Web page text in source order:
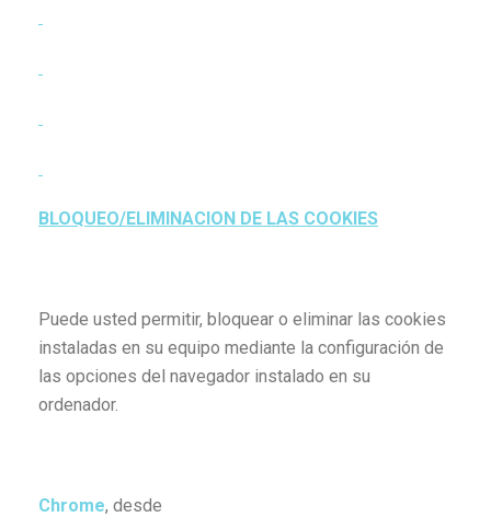
BLOQUEO/ELIMINACION DE LAS COOKIES
Puede usted permitir, bloquear o eliminar las cookies
instaladas en su equipo mediante la configuración de
las opciones del navegador instalado en su
ordenador.
Chrome, desde